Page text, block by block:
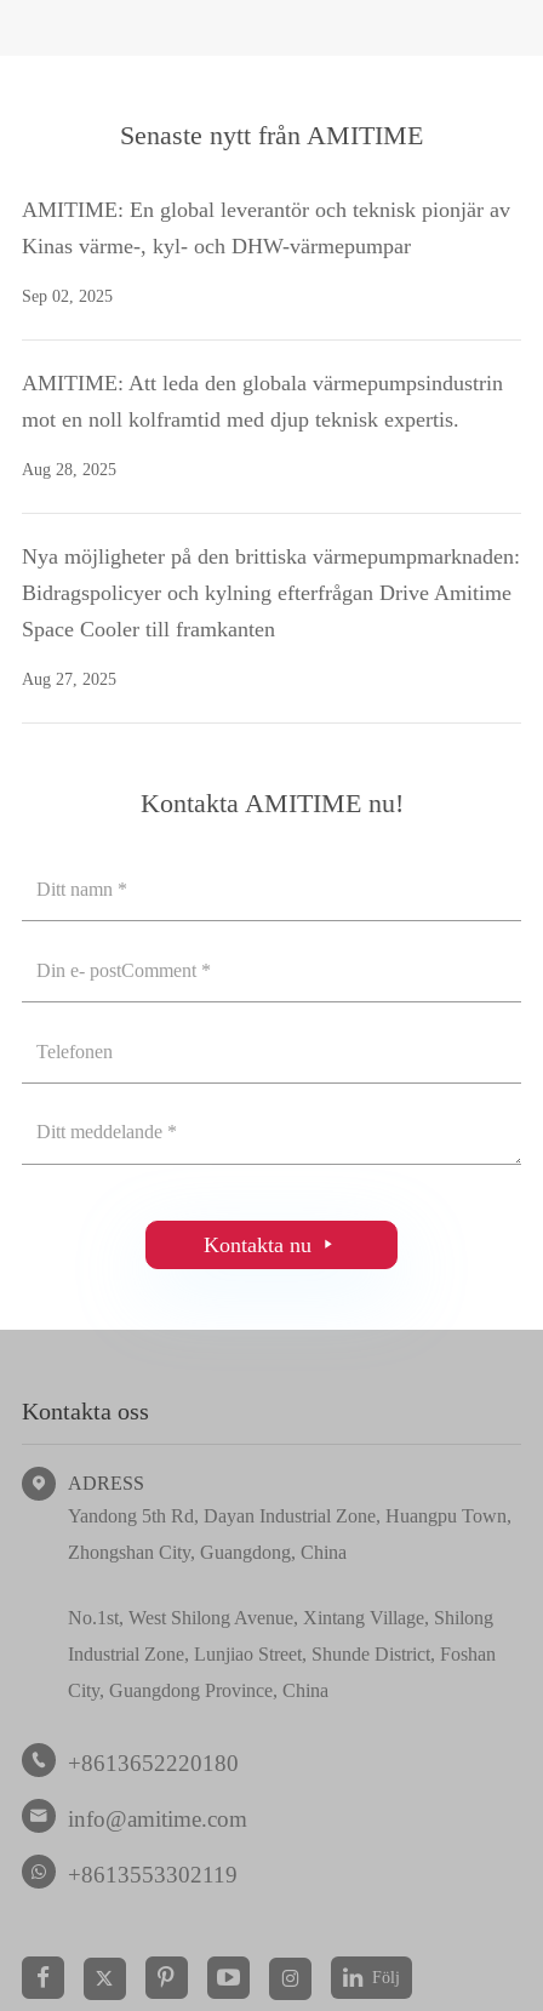
Senaste nytt från AMITIME
AMITIME: En global leverantör och teknisk pionjär av
Kinas värme-, kyl- och DHW-värmepumpar
Sep 02, 2025
AMITIME: Att leda den globala värmepumpsindustrin
mot en noll kolframtid med djup teknisk expertis.
Aug 28, 2025
Nya möjligheter på den brittiska värmepumpmarknaden:
Bidragspolicyer och kylning efterfrågan Drive Amitime
Space Cooler till framkanten
Aug 27, 2025
Kontakta AMITIME nu!
Kontakta nu 
Kontakta oss

ADRESS
Yandong 5th Rd, Dayan Industrial Zone, Huangpu Town,
Zhongshan City, Guangdong, China
No.1st, West Shilong Avenue, Xintang Village, Shilong
Industrial Zone, Lunjiao Street, Shunde District, Foshan
City, Guangdong Province, China
 +8613652220180
 info@amitime.com
+8613553302119
  Följ